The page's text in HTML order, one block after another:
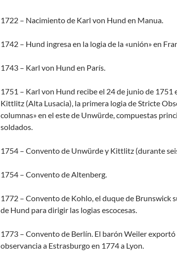
1722 – Nacimiento de Karl von Hund en Manua.
1742 – Hund ingresa en la logia de la «unión» en
1743 – Karl von Hund en París.
1751 – Karl von Hund recibe el 24 de junio de 1751
Kittlitz (Alta Lusacia), la primera logia de Stricte
columnas» en el este de Unwürde, compuestas
soldados.
1754 – Convento de Unwürde y Kittlitz (durante
1754 – Convento de Altenberg.
1772 – Convento de Kohlo, el duque de Brunswick
de Hund para dirigir las logias escocesas.
1773 – Convento de Berlín. El barón Weiler
observancia a Estrasburgo en 1774 a Lyon.